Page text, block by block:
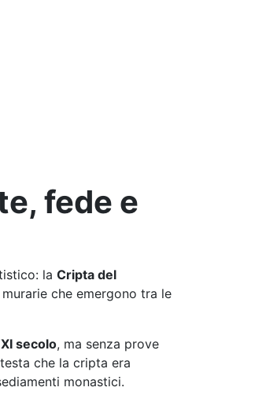
fede e
la Cripta del
che emergono tra le
secolo, ma senza prove
che la cripta era
monastici.